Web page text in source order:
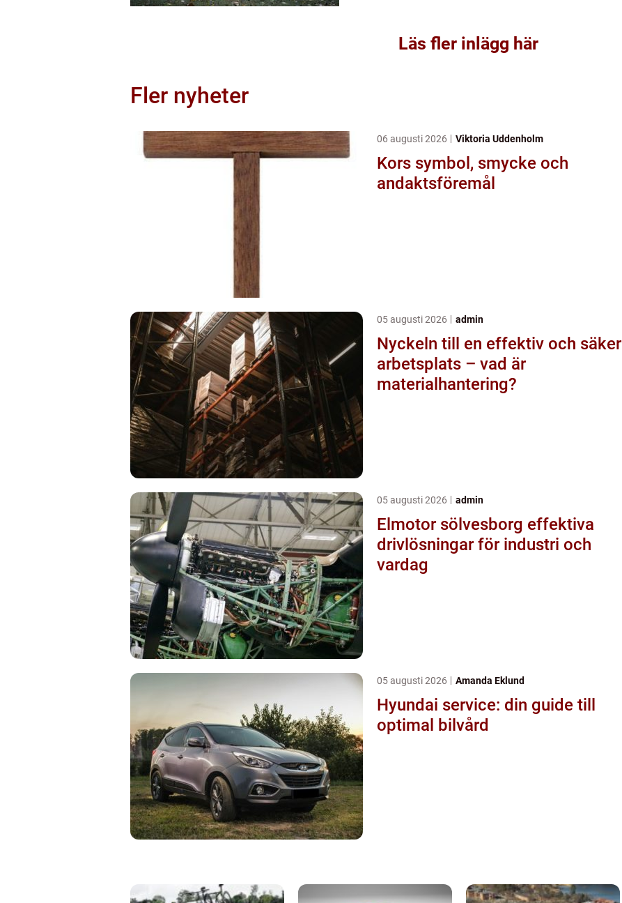
Läs fler inlägg här
Fler nyheter
06 augusti 2026 Viktoria Uddenholm
Kors symbol, smycke och
andaktsföremål
05 augusti 2026 admin
Nyckeln till en effektiv och säker
arbetsplats – vad är
materialhantering?
05 augusti 2026 admin
Elmotor sölvesborg effektiva
drivlösningar för industri och
vardag
05 augusti 2026 Amanda Eklund
Hyundai service: din guide till
optimal bilvård